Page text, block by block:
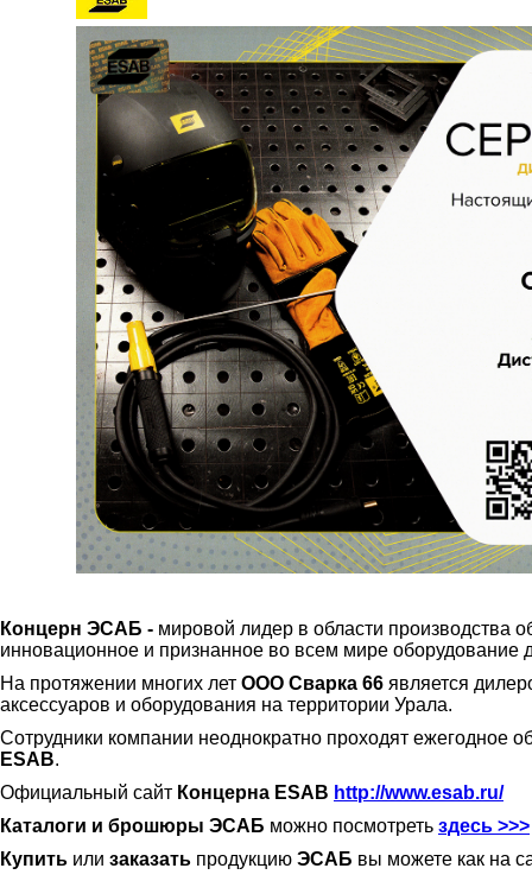
Концерн ЭСАБ - мировой лидер в области производства
инновационное и признанное во всем мире оборудование
На протяжении многих лет ООО Сварка 66 является
аксессуаров и оборудования на территории Урала.
Сотрудники компании неоднократно проходят
ESAB.
Официальный сайт Концерна ESAB http://www.esab.ru/
Каталоги и брошюры ЭСАБ можно посмотреть здесь >>>
Купить или заказать продукцию ЭСАБ вы можете как на